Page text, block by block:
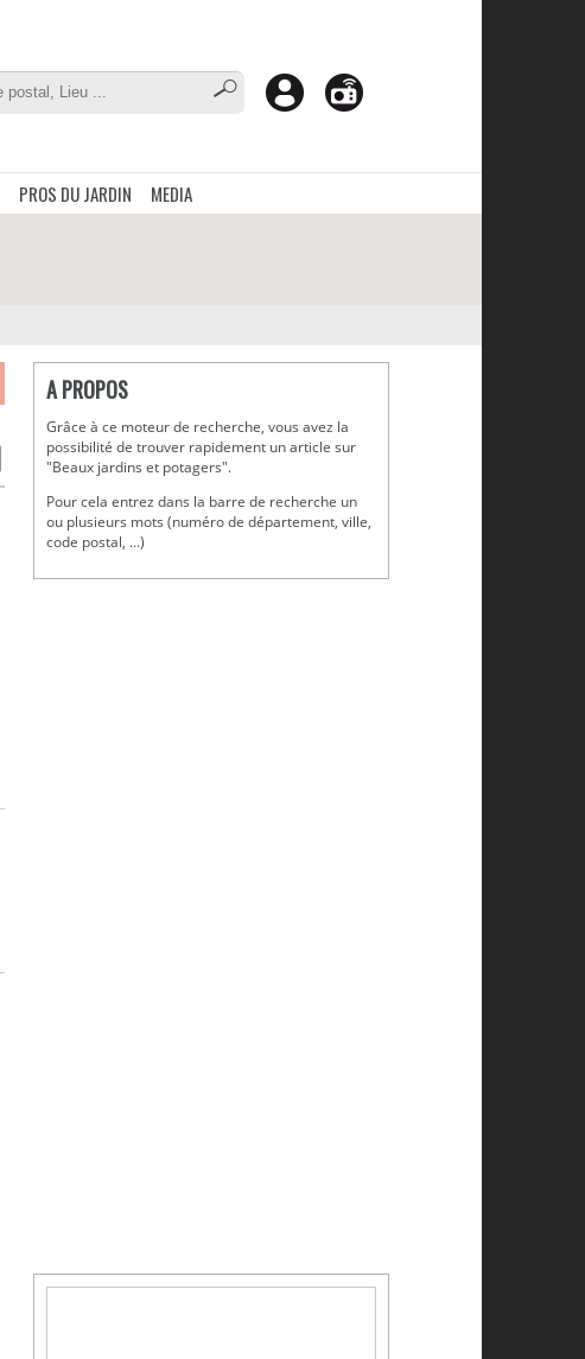
PROS DU JARDIN MEDIA
A PROPOS
Grâce à ce moteur de recherche, vous avez la
possibilité de trouver rapidement un article sur
"Beaux jardins et potagers".
Pour cela entrez dans la barre de recherche un
ou plusieurs mots (numéro de département, ville,
code postal, ...)